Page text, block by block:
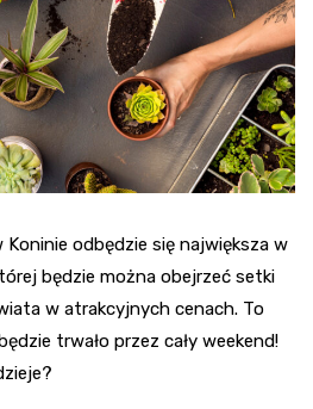
Koninie odbędzie się największa w
będzie można obejrzeć setki
w atrakcyjnych cenach. To
trwało przez cały weekend!